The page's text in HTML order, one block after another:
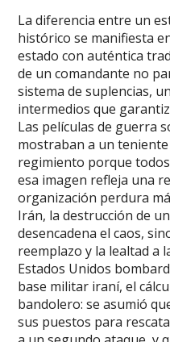
La diferencia entre un
histórico se manifiesta
estado con auténtica
de un comandante no
sistema de suplencias,
intermedios que
Las películas de guerra
mostraban a un
regimiento porque
esa imagen refleja una
organización perdura
Irán, la destrucción de
desencadena el caos,
reemplazo y la lealtad a
Estados Unidos
base militar iraní, el
bandolero: se asumió
sus puestos para